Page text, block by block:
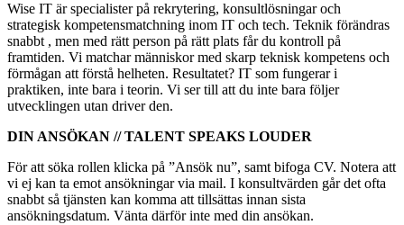
Wise IT är specialister på rekrytering, konsultlösningar och
strategisk kompetensmatchning inom IT och tech. Teknik förändras
snabbt , men med rätt person på rätt plats får du kontroll på
framtiden. Vi matchar människor med skarp teknisk kompetens och
förmågan att förstå helheten. Resultatet? IT som fungerar i
praktiken, inte bara i teorin. Vi ser till att du inte bara följer
utvecklingen utan driver den.
DIN ANSÖKAN // TALENT SPEAKS LOUDER
För att söka rollen klicka på ”Ansök nu”, samt bifoga CV. Notera att
vi ej kan ta emot ansökningar via mail. I konsultvärden går det ofta
snabbt så tjänsten kan komma att tillsättas innan sista
ansökningsdatum. Vänta därför inte med din ansökan.